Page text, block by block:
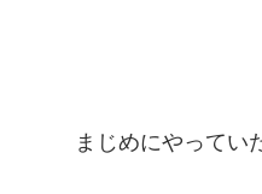
まじめにやってい